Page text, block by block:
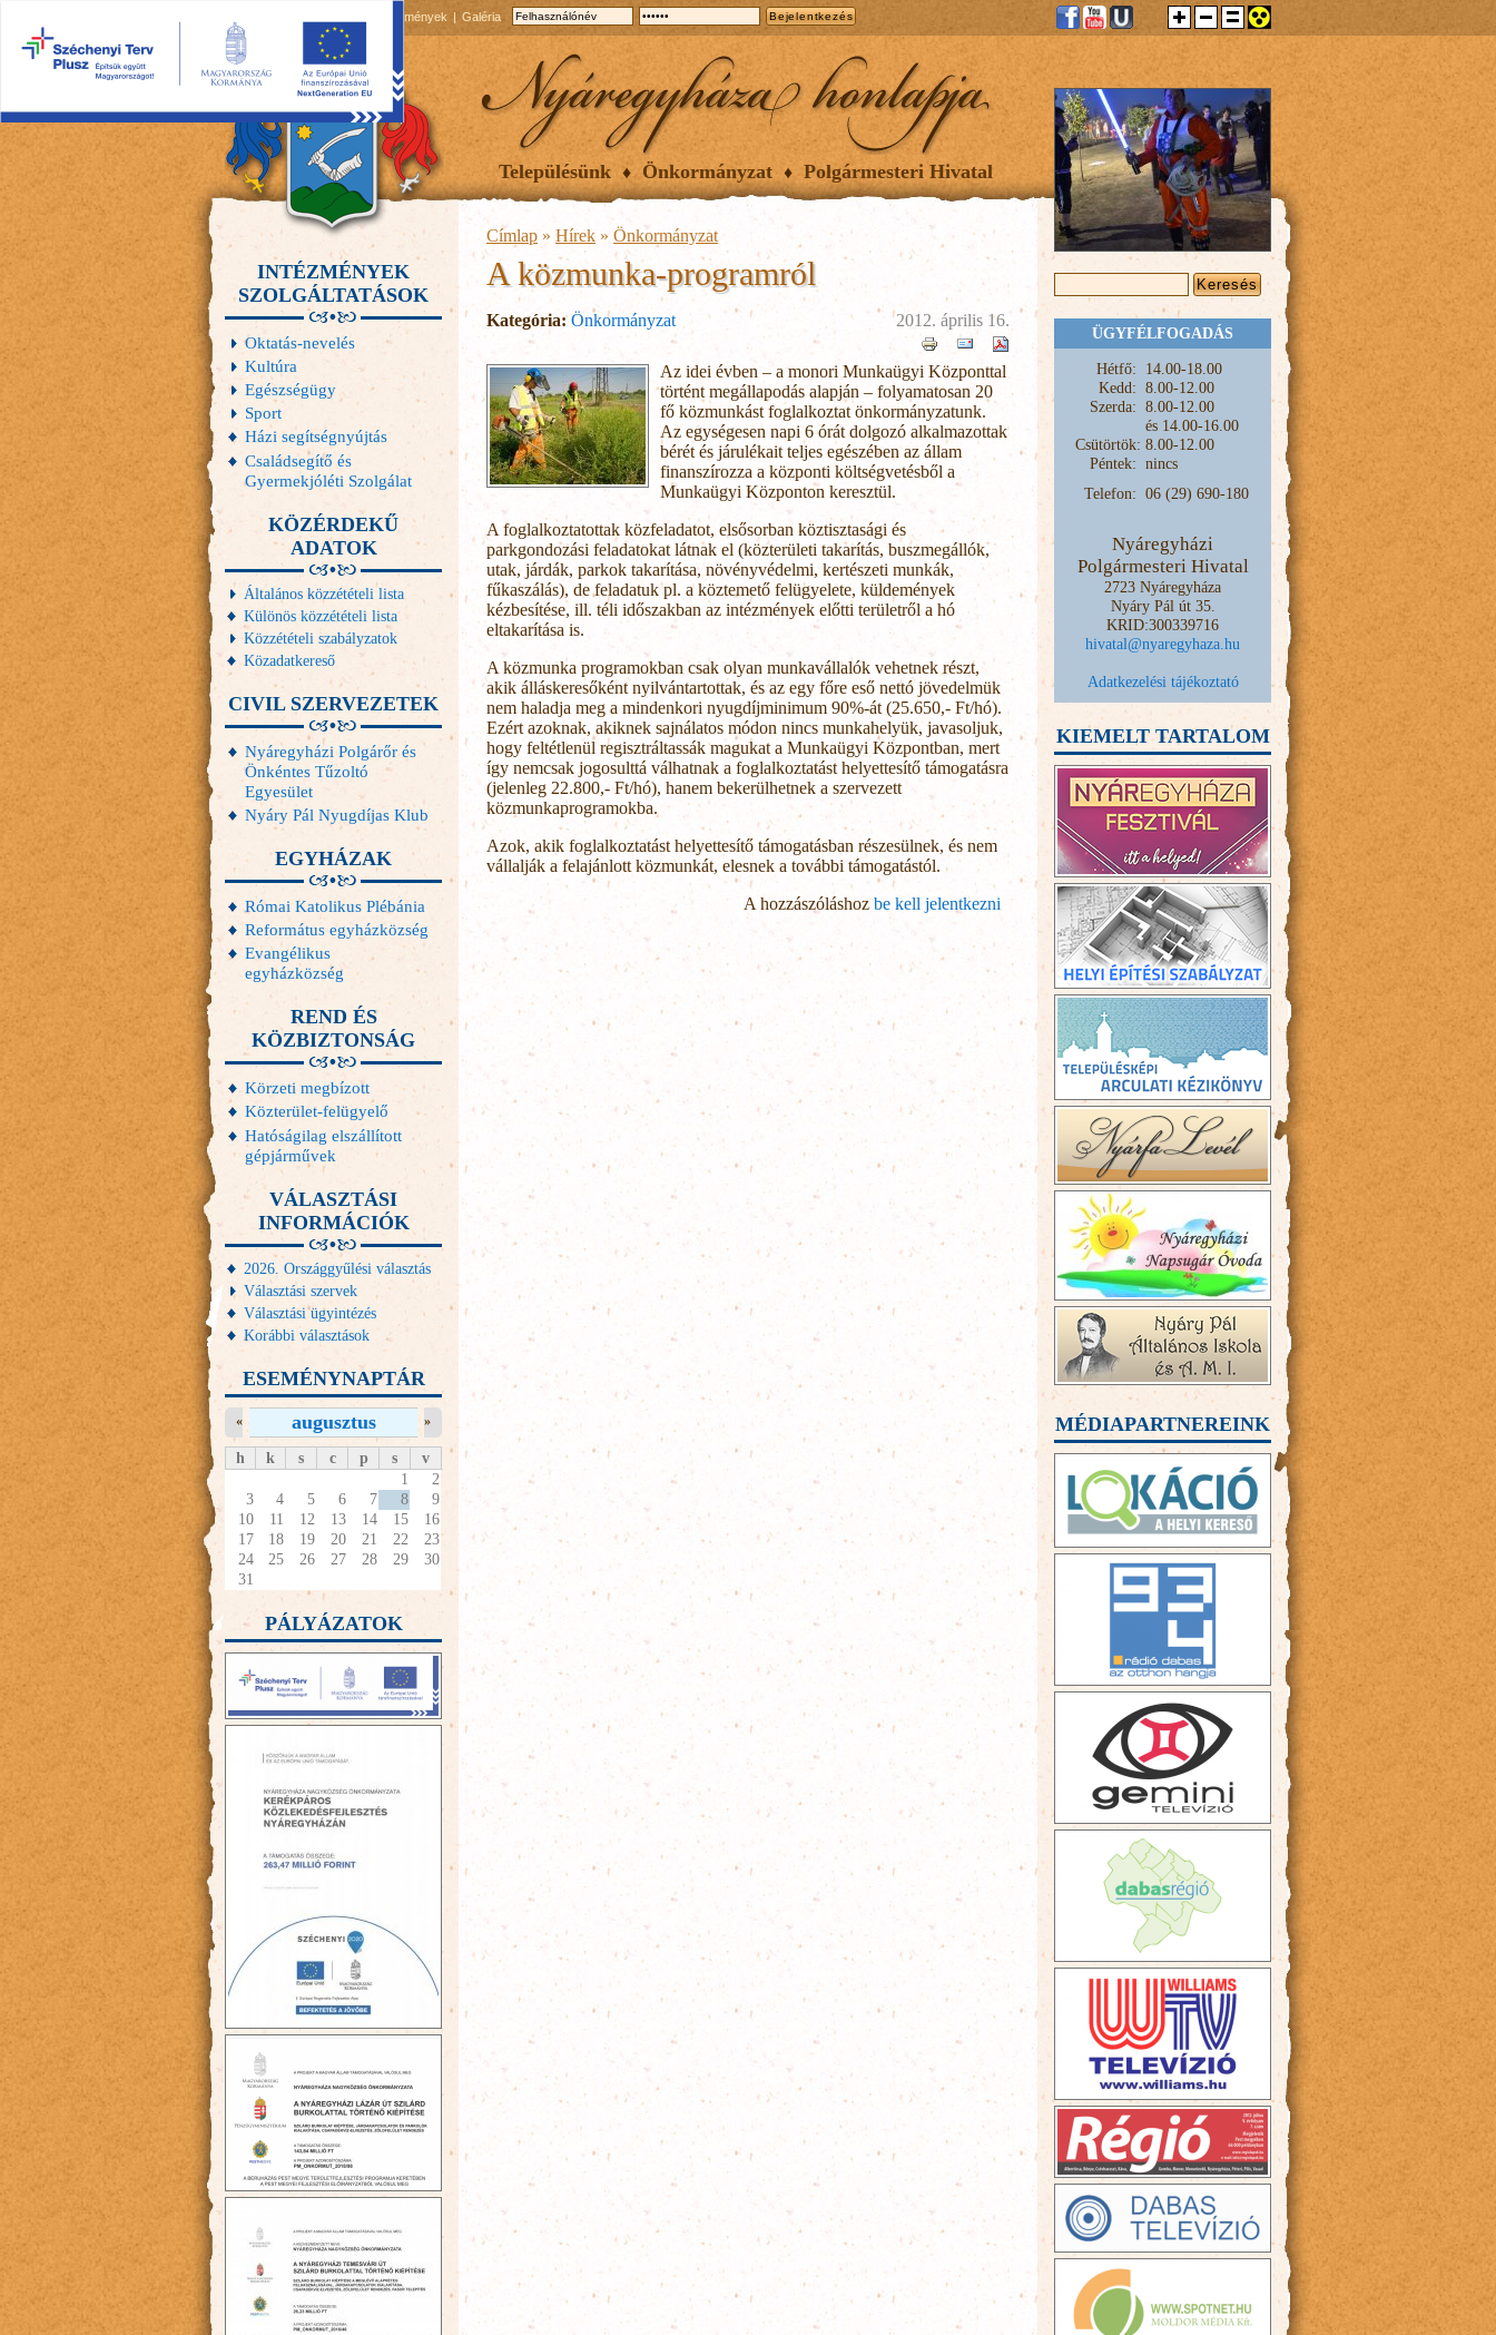
Események Galéria
Településünk Önkormányzat Polgármesteri Hivatal
Címlap » Hírek » Önkormányzat
A közmunka-programról
2012. április 16.
Kategória:Önkormányzat
Az idei évben – a monori Munkaügyi Központtal
történt megállapodás alapján – folyamatosan 20
fő közmunkást foglalkoztat önkormányzatunk.
Az egységesen napi 6 órát dolgozó alkalmazottak
bérét és járulékait teljes egészében az állam
finanszírozza a központi költségvetésből a
Munkaügyi Központon keresztül.
A foglalkoztatottak közfeladatot, elsősorban köztisztasági és
parkgondozási feladatokat látnak el (közterületi takarítás, buszmegállók,
utak, járdák, parkok takarítása, növényvédelmi, kertészeti munkák,
fűkaszálás), de feladatuk pl. a köztemető felügyelete, küldemények
kézbesítése, ill. téli időszakban az intézmények előtti területről a hó
eltakarítása is.
A közmunka programokban csak olyan munkavállalók vehetnek részt,
akik álláskeresőként nyilvántartottak, és az egy főre eső nettó jövedelmük
nem haladja meg a mindenkori nyugdíjminimum 90%-át (25.650,- Ft/hó).
Ezért azoknak, akiknek sajnálatos módon nincs munkahelyük, javasoljuk,
hogy feltétlenül regisztráltassák magukat a Munkaügyi Központban, mert
így nemcsak jogosulttá válhatnak a foglalkoztatást helyettesítő támogatásra
(jelenleg 22.800,- Ft/hó), hanem bekerülhetnek a szervezett
közmunkaprogramokba.
Azok, akik foglalkoztatást helyettesítő támogatásban részesülnek, és nem
vállalják a felajánlott közmunkát, elesnek a további támogatástól.
A hozzászóláshoz be kell jelentkezni
INTÉZMÉNYEK
SZOLGÁLTATÁSOK
Oktatás-nevelés
Kultúra
Egészségügy
Sport
Házi segítségnyújtás
Családsegítő és
Gyermekjóléti Szolgálat
KÖZÉRDEKŰ
ADATOK
Általános közzétételi lista
Különös közzétételi lista
Közzétételi szabályzatok
Közadatkereső
CIVIL SZERVEZETEK
Nyáregyházi Polgárőr és
Önkéntes Tűzoltó
Egyesület
Nyáry Pál Nyugdíjas Klub
EGYHÁZAK
Római Katolikus Plébánia
Református egyházközség
Evangélikus
egyházközség
REND ÉS
KÖZBIZTONSÁG
Körzeti megbízott
Közterület-felügyelő
Hatóságilag elszállított
gépjárművek
VÁLASZTÁSI
INFORMÁCIÓK
2026. Országgyűlési választás
Választási szervek
Választási ügyintézés
Korábbi választások
ESEMÉNYNAPTÁR
augusztus
« »
h k s c p s
v
1
2
3
4 5 6 7 8
9
10
11 12 13 14 15
16
17
18 19 20 21 22
23
24
25 26 27 28 29
30
31
PÁLYÁZATOK
KERESÉS ŰRLAP
ÜGYFÉLFOGADÁS
Hétfő: 14.00-18.00
Kedd: 8.00-12.00
Szerda: 8.00-12.00
és 14.00-16.00
Csütörtök: 8.00-12.00
Péntek: nincs
Telefon: 06 (29) 690-180
Nyáregyházi
Polgármesteri Hivatal
2723 Nyáregyháza
Nyáry Pál út 35.
KRID:300339716
hivatal@nyaregyhaza.hu
Adatkezelési tájékoztató
KIEMELT TARTALOM
MÉDIAPARTNEREINK